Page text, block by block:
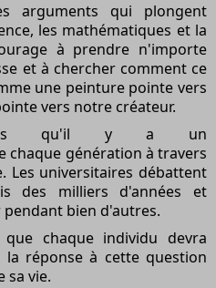
arguments qui plongent
les mathématiques et la
à prendre n'importe
et à chercher comment ce
une peinture pointe vers
vers notre créateur.
nous qu'il y a un
chaque génération à travers
Les universitaires débattent
des milliers d'années et
bien d'autres.
chaque individu devra
réponse à cette question
sa vie.